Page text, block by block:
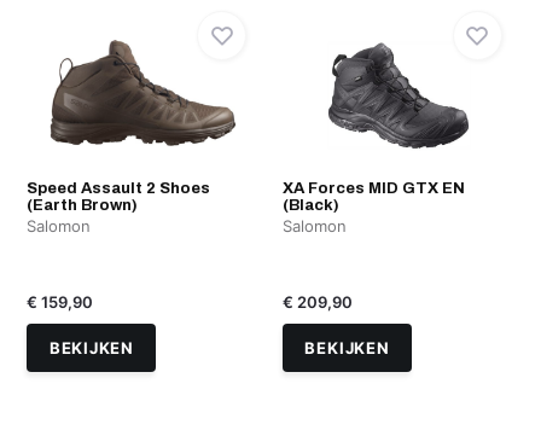
Speed Assault 2 Shoes
(Earth Brown)
Salomon
€ 159,90
BEKIJKEN
XA Forces MID GTX EN
(Black)
Salomon
€ 209,90
BEKIJKEN